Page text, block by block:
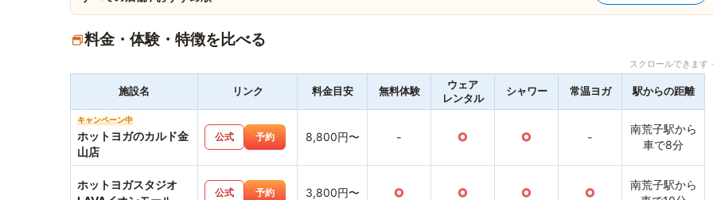
料金・体験・特徴を比べる
スクロールできま
施設名 リンク 料金目安 無料体験
ウェア
レンタル
シャワー 常温ヨガ 駅からの距離
キャンペーン中
ホットヨガのカルド金
山店
公式 予約 8,800円〜 - ○ ○ -
南荒子駅から
車で8分
ホットヨガスタジオ
公式 予約 3,800円〜 ○ ○ ○ ○
南荒子駅から